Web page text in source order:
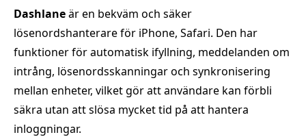
Dashlaneär en bekväm och säker
lösenordshanterare för iPhone, Safari. Den har
funktioner för automatisk ifyllning, meddelanden om
intrång, lösenordsskanningar och synkronisering
mellan enheter, vilket gör att användare kan förbli
säkra utan att slösa mycket tid på att hantera
inloggningar.